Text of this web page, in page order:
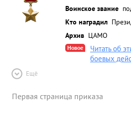
Воинское звание
Кто наградил
Архив ЦАМО
Новое
Читать об
боевых
Ещё
Первая страница приказа